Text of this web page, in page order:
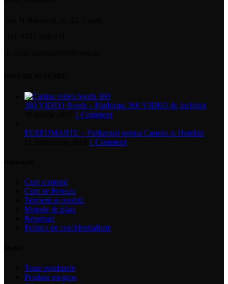
360 VIDEO Booth – Platforma 360 VIDEO de Inchiriat
1 Comment
PERFUMARTE – Parfumuri pentru Camera si Hoteluri
1 Comment
Cum comand
Cum se livreaza
Termeni si conditii
Metode de plata
Returnari
Politica de confidentialitate
Toate produsele
Produse en-gros